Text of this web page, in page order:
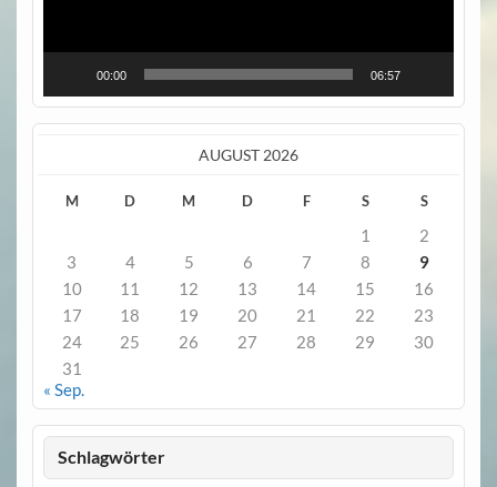
00:00 06:57
AUGUST 2026
M D M D F S S
1
2
3
4 5 6 7 8
9
10
11 12 13 14 15
16
17
18 19 20 21 22
23
24
25 26 27 28 29
30
31
« Sep.
Schlagwörter